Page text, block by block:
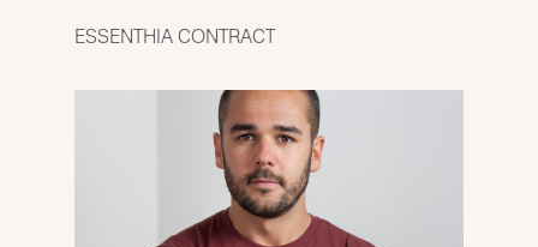
ESSENTHIA CONTRACT